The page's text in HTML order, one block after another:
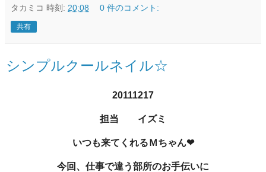
タカミコ 時刻: 20:08 0 件のコメント:
共有
シンプルクールネイル☆
20111217
担当 イズミ
いつも来てくれるＭちゃん❤
今回、仕事で違う部所のお手伝いに